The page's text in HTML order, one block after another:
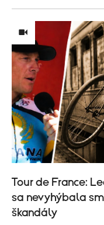
Tour de France:
sa nevyhýbala
škandály